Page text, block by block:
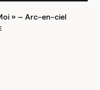
» – Arc-en-ciel